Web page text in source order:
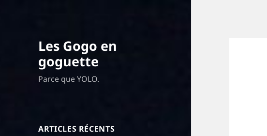
Les Gogo en
goguette
Parce que YOLO.
ARTICLES RÉCENTS